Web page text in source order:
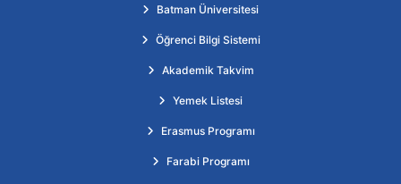
Batman Üniversitesi
Öğrenci Bilgi Sistemi
Akademik Takvim
Yemek Listesi
Erasmus Programı
Farabi Programı